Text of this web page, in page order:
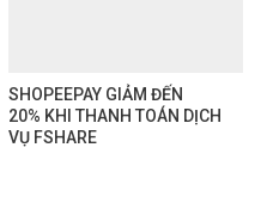
SHOPEEPAY GIẢM ĐẾN
20% KHI THANH TOÁN DỊCH
VỤ FSHARE